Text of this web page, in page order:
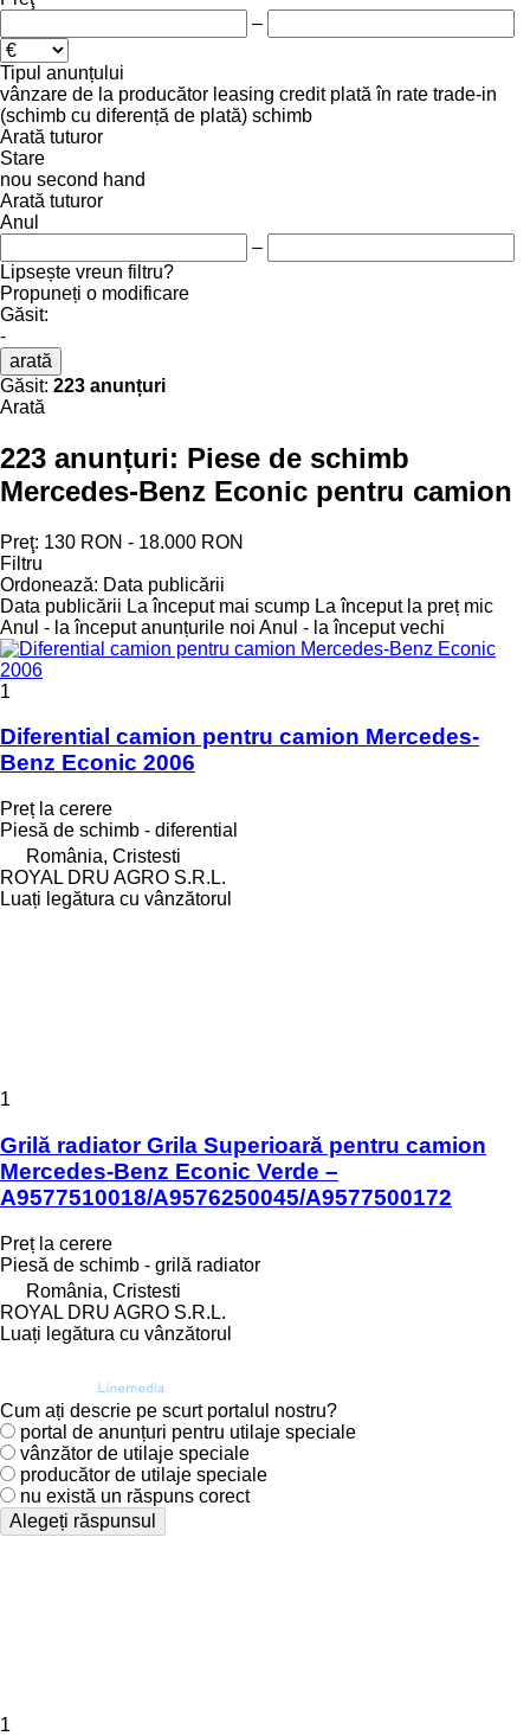
–
Tipul anunțului
vânzare de la producător leasing credit plată în rate trade-in
(schimb cu diferență de plată) schimb
Arată tuturor
Stare
nou second hand
Arată tuturor
Anul
–
Lipsește vreun filtru?
Propuneți o modificare
Găsit:
-
arată
Găsit: 223 anunțuri
Arată
223 anunțuri: Piese de schimb
Mercedes-Benz Econic pentru camion
Preţ: 130 RON - 18.000 RON
Filtru
Ordonează: Data publicării
Data publicării La început mai scump La început la preț mic
Anul - la început anunțurile noi Anul - la început vechi
1
Diferential camion pentru camion Mercedes-
Benz Econic 2006
Preț la cerere
Piesă de schimb - diferential
România, Cristesti
ROYAL DRU AGRO S.R.L.
Luați legătura cu vânzătorul
1
Grilă radiator Grila Superioară pentru camion
Mercedes-Benz Econic Verde –
A9577510018/A9576250045/A9577500172
Preț la cerere
Piesă de schimb - grilă radiator
România, Cristesti
ROYAL DRU AGRO S.R.L.
Luați legătura cu vânzătorul
Cum ați descrie pe scurt portalul nostru?
portal de anunțuri pentru utilaje speciale
vânzător de utilaje speciale
producător de utilaje speciale
nu există un răspuns corect
Alegeți răspunsul
1